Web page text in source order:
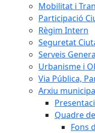
Mobilitat i
Participació
Règim Intern
Seguretat
Serveis
Urbanisme i
Via Pública,
Arxiu
Quadre
Fons